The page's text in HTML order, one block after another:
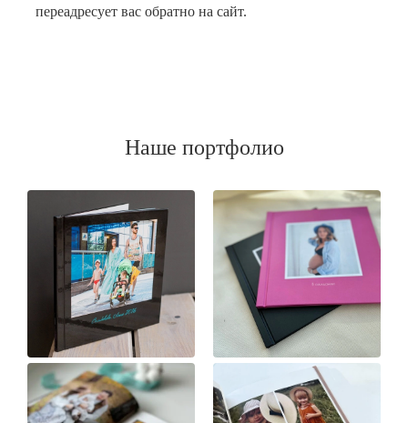
переадресует вас обратно на сайт.
Наше портфолио